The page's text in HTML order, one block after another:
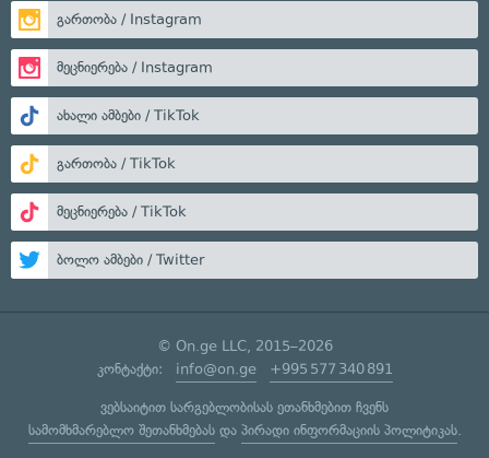
გართობა / Instagram
მეცნიერება / Instagram
ახალი ამბები / TikTok
გართობა / TikTok
მეცნიერება / TikTok
ბოლო ამბები / Twitter
© On.ge LLC, 2015–2026
კონტაქტი: info@on.ge +995 577 340 891
ვებსაიტით სარგებლობისას ეთანხმებით ჩვენს
სამომხმარებლო შეთანხმებასდა პირადი ინფორმაციის პოლიტიკას.